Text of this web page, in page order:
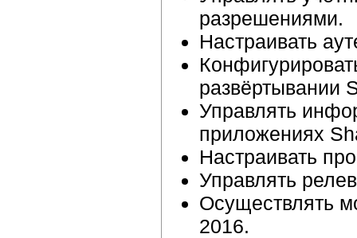
разрешениями.
Настраивать
развёртывании
Управлять
приложениях
Настраивать
Управлять
Осуществлять
2016.